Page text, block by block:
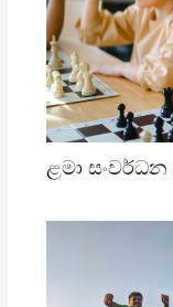
ළමා